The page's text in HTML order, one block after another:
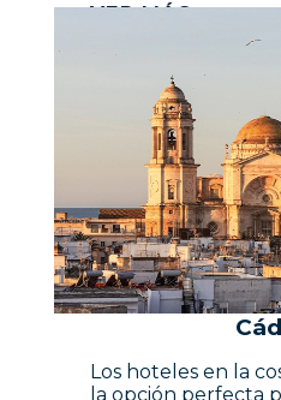
VER MÁS
Los hoteles en la
la opción perfecta